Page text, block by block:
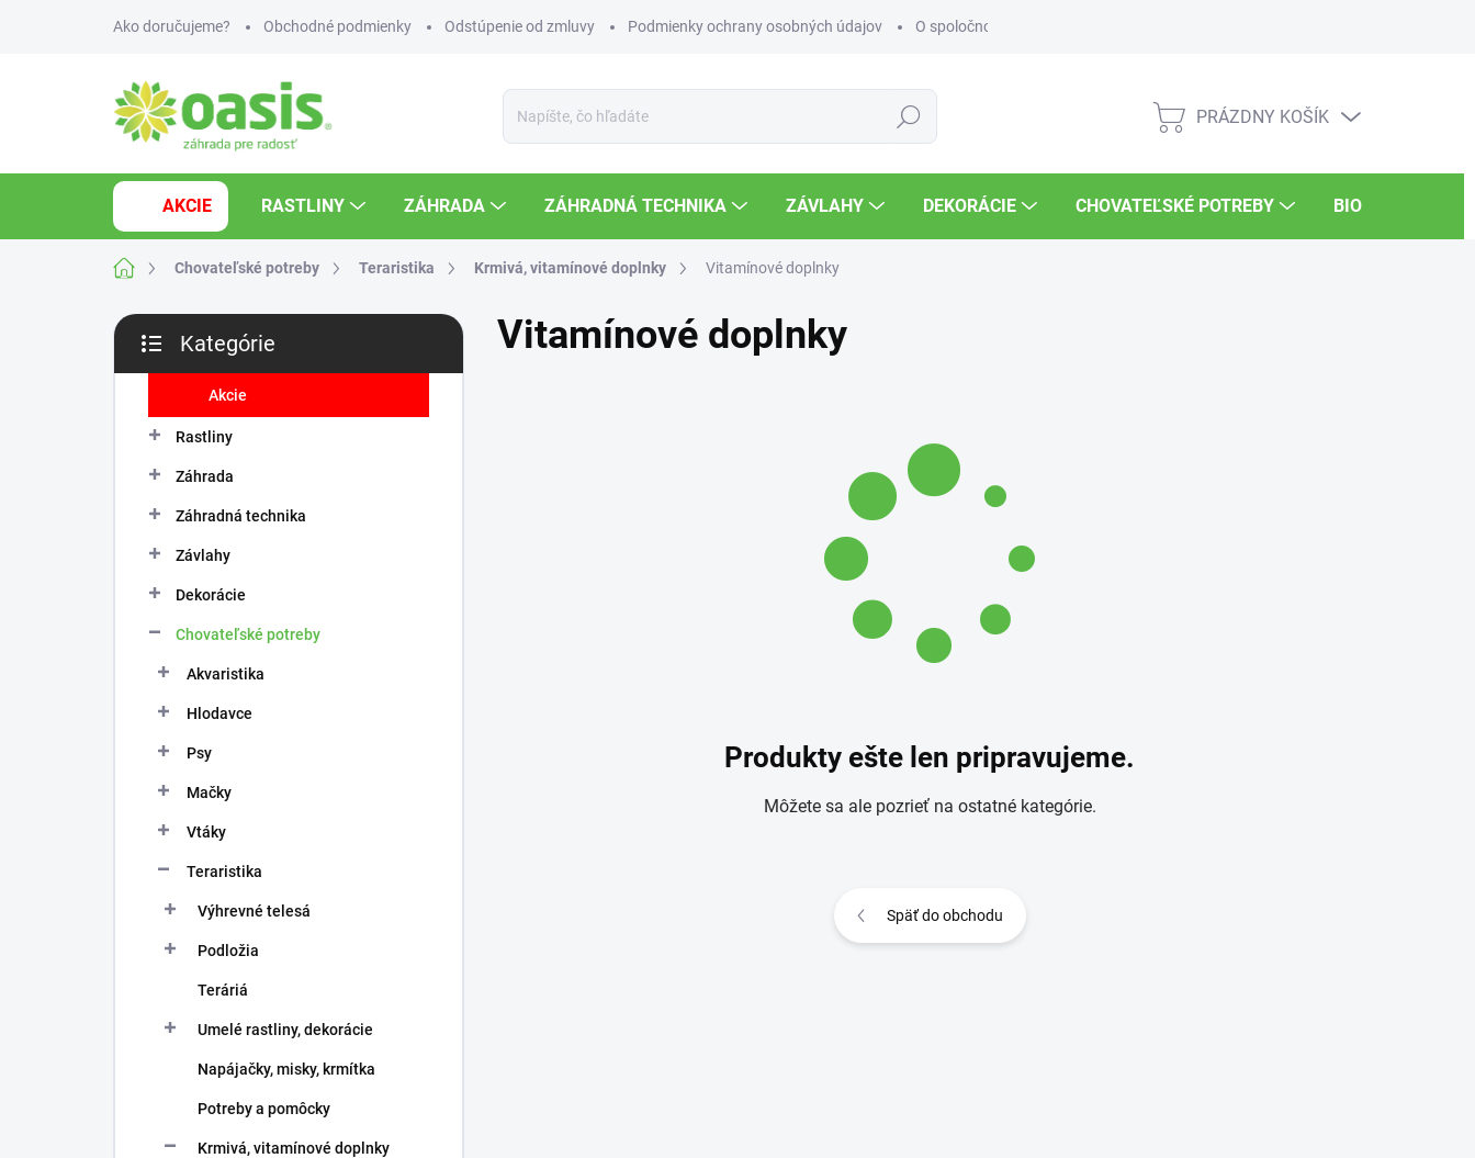
Ako doručujeme? Obchodné podmienky Odstúpenie od zmluvy Podmienky ochrany osobných údajov O spoločnosti
Hľadať
NÁKUPNÝ
PRÁZDNY KOŠÍK
AKCIE RASTLINY ZÁHRADA ZÁHRADNÁ TECHNIKA ZÁVLAHY DEKORÁCIE CHOVATEĽSKÉ POTREBY BIO POTRAVINY
DomovChovateľské potreby Teraristika Krmivá, vitamínové doplnky Vitamínové doplnky
B
č
kategórie
Kategórie
Akcie
Rastliny
Záhrada
Záhradná technika
Závlahy
Dekorácie
Chovateľské potreby
Akvaristika
Hlodavce
Psy
Mačky
Vtáky
Teraristika
Výhrevné telesá
Podložia
Teráriá
Umelé rastliny, dekorácie
Napájačky, misky, krmítka
Potreby a pomôcky
Krmivá, vitamínové doplnky
Vitamínové doplnky
Produkty ešte len pripravujeme.
Môžete sa ale pozrieť na ostatné kategórie.
Späť do obchodu